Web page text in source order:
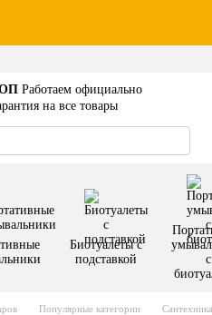
Работаем официально
на все товары
Биотуалеты с
подставкой
с
Популярные категории Сантехника